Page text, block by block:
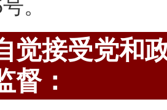
。
觉接受党和
督：